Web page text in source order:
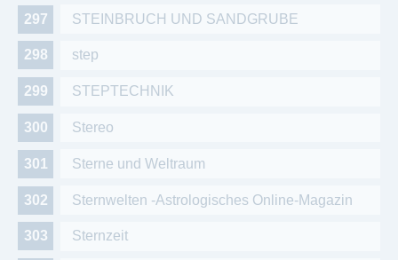
STEINBRUCH UND SANDGRUBE
step
STEPTECHNIK
Stereo
Sterne und Weltraum
Sternwelten -Astrologisches Online-Magazin
Sternzeit